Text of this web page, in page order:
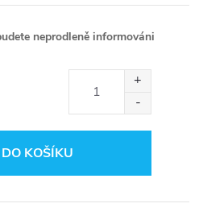
neprodleně informováni
KOŠÍKU